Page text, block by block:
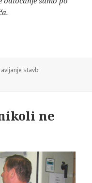
upravnika pokrije
stavb
ne